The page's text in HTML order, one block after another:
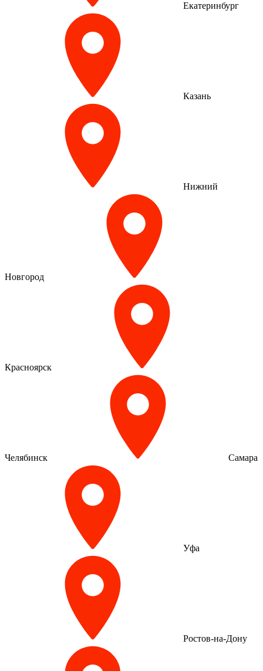
Екатеринбург
Казань
Нижний
Новгород
Красноярск
Челябинск Самара
Уфа
Ростов-на-Дону